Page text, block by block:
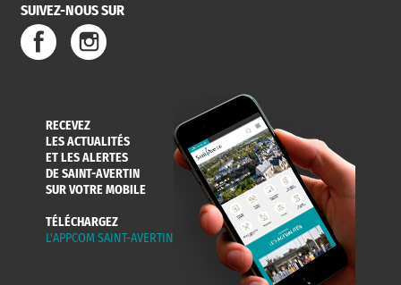
SERVICE
DE L'EAU
SUIVEZ-NOUS SUR
RECEVEZ
LES ACTUALITÉS
ET LES ALERTES
DE SAINT-AVERTIN
SUR VOTRE MOBILE
TÉLÉCHARGEZ
L'APPCOM SAINT-AVERTIN